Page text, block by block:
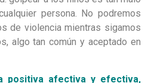
persona. No podremos
de violencia mientras sigamos
algo tan común y aceptado en
positiva afectiva y efectiva,